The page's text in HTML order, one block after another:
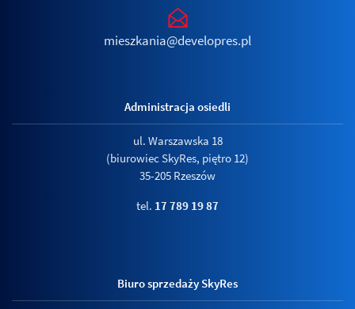
mieszkania@developres.pl
Administracja osiedli
ul. Warszawska 18
(biurowiec SkyRes, piętro 12)
35-205 Rzeszów
tel. 17 789 19 87
Biuro sprzedaży SkyRes